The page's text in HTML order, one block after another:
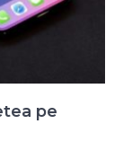
pe